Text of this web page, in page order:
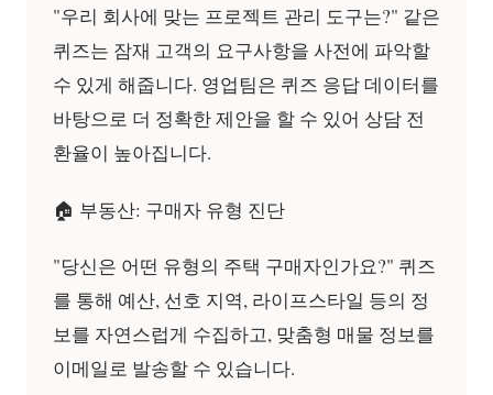
"우리 회사에 맞는 프로젝트 관리 도구는?" 같은
퀴즈는 잠재 고객의 요구사항을 사전에 파악할
수 있게 해줍니다. 영업팀은 퀴즈 응답 데이터를
바탕으로 더 정확한 제안을 할 수 있어 상담 전
환율이 높아집니다.
🏠 부동산: 구매자 유형 진단
"당신은 어떤 유형의 주택 구매자인가요?" 퀴즈
를 통해 예산, 선호 지역, 라이프스타일 등의 정
보를 자연스럽게 수집하고, 맞춤형 매물 정보를
이메일로 발송할 수 있습니다.